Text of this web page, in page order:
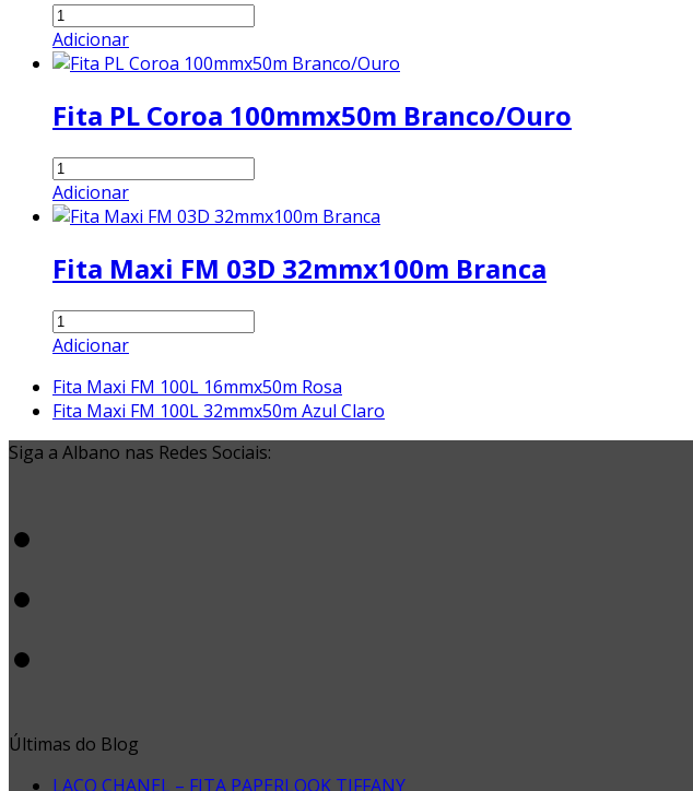
Fita
Maxi
FM
32mmx100m
Vermelho/Ouro
quantidade
Adicionar
Fita PL Coroa 100mmx50m Branco/Ouro
Fita
PL
Coroa
Branco/Ouro
quantidade
Adicionar
Fita Maxi FM 03D 32mmx100m Branca
Fita
Maxi
03D
32mmx100m
Branca
quantidade
Adicionar
previous
post:
Fita Maxi FM 100L 16mmx50m Rosa
next
Fita Maxi FM 100L 32mmx50m Azul Claro
Siga a Albano nas Redes Sociais:
Últimas do Blog
LAÇO CHANEL – FITA PAPERLOOK TIFFANY